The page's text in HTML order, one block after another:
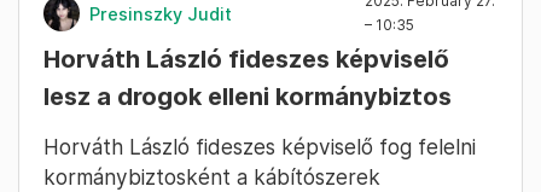
Presinszky Judit
– 10:35
Horváth László fideszes képviselő
lesz a drogok elleni kormánybiztos
Horváth László fideszes képviselő fog felelni
kormánybiztosként a kábítószerek